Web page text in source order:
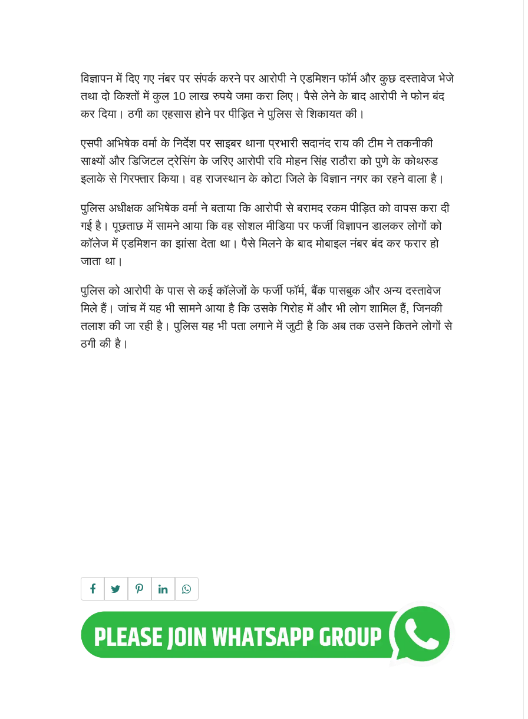
विज्ञापन में दिए गए नंबर पर संपर्क करने पर आरोपी ने एडमिशन फॉर्म और कुछ दस्तावेज भेजे
तथा दो किश्तों में कुल 10 लाख रुपये जमा करा लिए। पैसे लेने के बाद आरोपी ने फोन बंद
कर दिया। ठगी का एहसास होने पर पीड़ित ने पुलिस से शिकायत की।
एसपी अभिषेक वर्मा के निर्देश पर साइबर थाना प्रभारी सदानंद राय की टीम ने तकनीकी
साक्ष्यों और डिजिटल ट्रेसिंग के जरिए आरोपी रवि मोहन सिंह राठौरा को पुणे के कोथरुड
इलाके से गिरफ्तार किया। वह राजस्थान के कोटा जिले के विज्ञान नगर का रहने वाला है।
पुलिस अधीक्षक अभिषेक वर्मा ने बताया कि आरोपी से बरामद रकम पीड़ित को वापस करा दी
गई है। पूछताछ में सामने आया कि वह सोशल मीडिया पर फर्जी विज्ञापन डालकर लोगों को
कॉलेज में एडमिशन का झांसा देता था। पैसे मिलने के बाद मोबाइल नंबर बंद कर फरार हो
जाता था।
पुलिस को आरोपी के पास से कई कॉलेजों के फर्जी फॉर्म, बैंक पासबुक और अन्य दस्तावेज
मिले हैं। जांच में यह भी सामने आया है कि उसके गिरोह में और भी लोग शामिल हैं, जिनकी
तलाश की जा रही है। पुलिस यह भी पता लगाने में जुटी है कि अब तक उसने कितने लोगों से
ठगी की है।